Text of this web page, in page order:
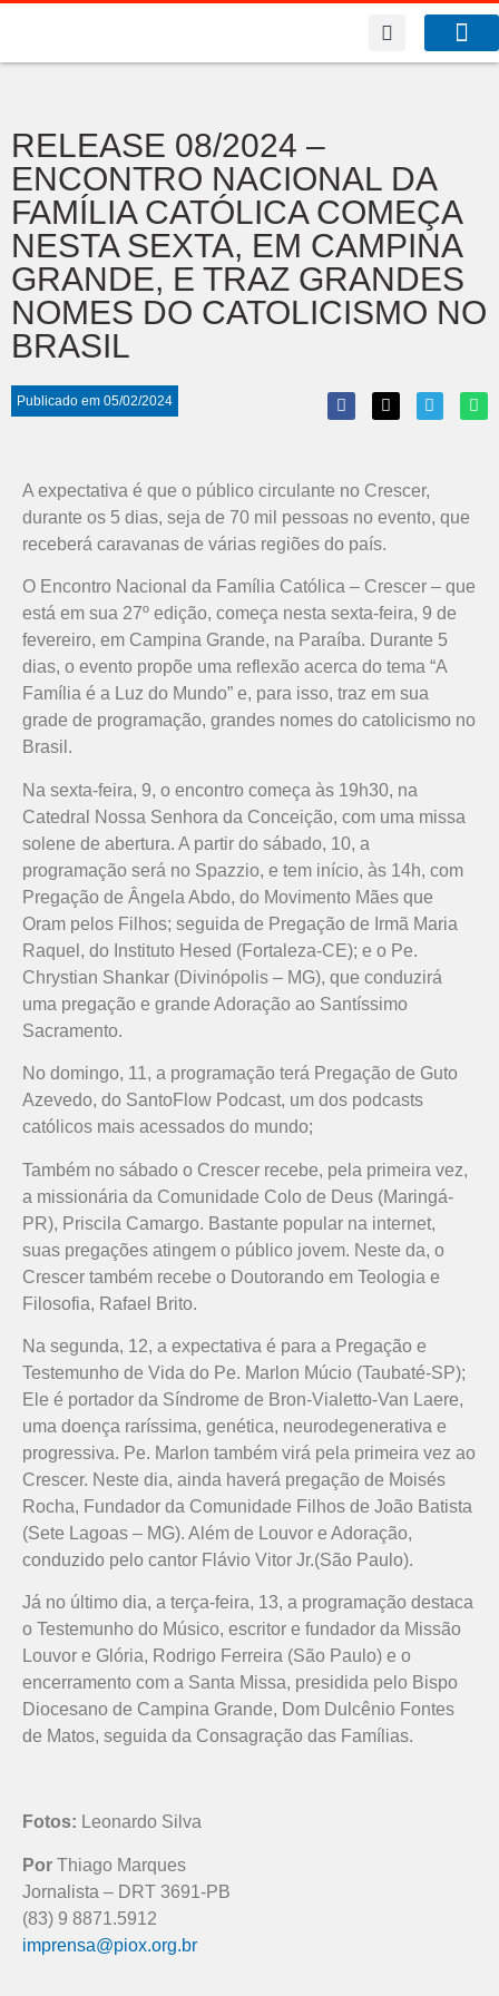
RELEASE 08/2024 –
ENCONTRO NACIONAL DA
FAMÍLIA CATÓLICA COMEÇA
NESTA SEXTA, EM CAMPINA
GRANDE, E TRAZ GRANDES
NOMES DO CATOLICISMO NO
BRASIL
Publicado em 05/02/2024
A expectativa é que o público circulante no Crescer,
durante os 5 dias, seja de 70 mil pessoas no evento, que
receberá caravanas de várias regiões do país.
O Encontro Nacional da Família Católica – Crescer – que
está em sua 27º edição, começa nesta sexta-feira, 9 de
fevereiro, em Campina Grande, na Paraíba. Durante 5
dias, o evento propõe uma reflexão acerca do tema “A
Família é a Luz do Mundo” e, para isso, traz em sua
grade de programação, grandes nomes do catolicismo no
Brasil.
Na sexta-feira, 9, o encontro começa às 19h30, na
Catedral Nossa Senhora da Conceição, com uma missa
solene de abertura. A partir do sábado, 10, a
programação será no Spazzio, e tem início, às 14h, com
Pregação de Ângela Abdo, do Movimento Mães que
Oram pelos Filhos; seguida de Pregação de Irmã Maria
Raquel, do Instituto Hesed (Fortaleza-CE); e o Pe.
Chrystian Shankar (Divinópolis – MG), que conduzirá
uma pregação e grande Adoração ao Santíssimo
Sacramento.
No domingo, 11, a programação terá Pregação de Guto
Azevedo, do SantoFlow Podcast, um dos podcasts
católicos mais acessados do mundo;
Também no sábado o Crescer recebe, pela primeira vez,
a missionária da Comunidade Colo de Deus (Maringá-
PR), Priscila Camargo. Bastante popular na internet,
suas pregações atingem o público jovem. Neste da, o
Crescer também recebe o Doutorando em Teologia e
Filosofia, Rafael Brito.
Na segunda, 12, a expectativa é para a Pregação e
Testemunho de Vida do Pe. Marlon Múcio (Taubaté-SP);
Ele é portador da Síndrome de Bron-Vialetto-Van Laere,
uma doença raríssima, genética, neurodegenerativa e
progressiva. Pe. Marlon também virá pela primeira vez ao
Crescer. Neste dia, ainda haverá pregação de Moisés
Rocha, Fundador da Comunidade Filhos de João Batista
(Sete Lagoas – MG). Além de Louvor e Adoração,
conduzido pelo cantor Flávio Vitor Jr.(São Paulo).
Já no último dia, a terça-feira, 13, a programação destaca
o Testemunho do Músico, escritor e fundador da Missão
Louvor e Glória, Rodrigo Ferreira (São Paulo) e o
encerramento com a Santa Missa, presidida pelo Bispo
Diocesano de Campina Grande, Dom Dulcênio Fontes
de Matos, seguida da Consagração das Famílias.
Fotos: Leonardo Silva
Por Thiago Marques
Jornalista – DRT 3691-PB
(83) 9 8871.5912
imprensa@piox.org.br